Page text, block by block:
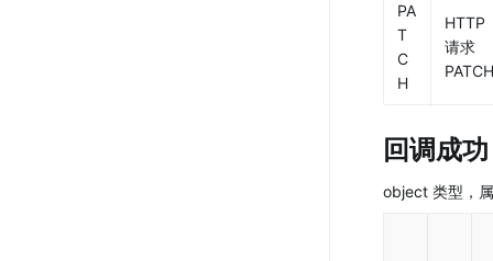
PA
T
C
H
HTTP
请求
PATCH
回调成功
object 类型，